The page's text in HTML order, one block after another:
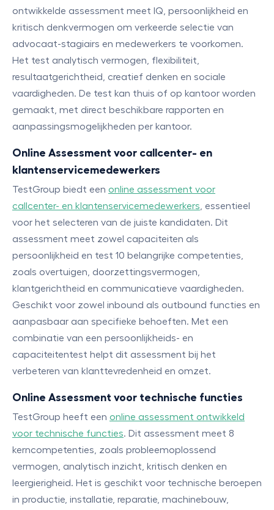
ontwikkelde assessment meet IQ, persoonlijkheid en
kritisch denkvermogen om verkeerde selectie van
advocaat-stagiairs en medewerkers te voorkomen.
Het test analytisch vermogen, flexibiliteit,
resultaatgerichtheid, creatief denken en sociale
vaardigheden. De test kan thuis of op kantoor worden
gemaakt, met direct beschikbare rapporten en
aanpassingsmogelijkheden per kantoor.
Online Assessment voor callcenter- en
klantenservicemedewerkers
TestGroup biedt een online assessment voor
callcenter- en klantenservicemedewerkers , essentieel
voor het selecteren van de juiste kandidaten. Dit
assessment meet zowel capaciteiten als
persoonlijkheid en test 10 belangrijke competenties,
zoals overtuigen, doorzettingsvermogen,
klantgerichtheid en communicatieve vaardigheden.
Geschikt voor zowel inbound als outbound functies en
aanpasbaar aan specifieke behoeften. Met een
combinatie van een persoonlijkheids- en
capaciteitentest helpt dit assessment bij het
verbeteren van klanttevredenheid en omzet.
Online Assessment voor technische functies
TestGroup heeft een online assessment ontwikkeld
voor technische functies. Dit assessment meet 8
kerncompetenties, zoals probleemoplossend
vermogen, analytisch inzicht, kritisch denken en
leergierigheid. Het is geschikt voor technische beroepen
in productie, installatie, reparatie, machinebouw,